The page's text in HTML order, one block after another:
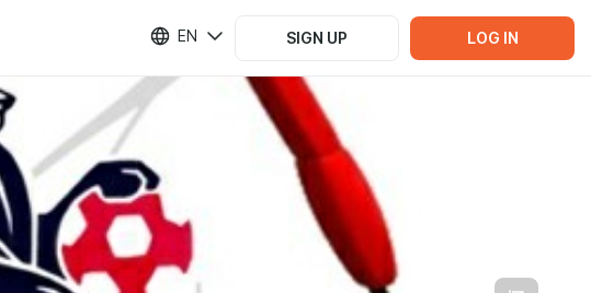
EN SIGN UP LOG IN